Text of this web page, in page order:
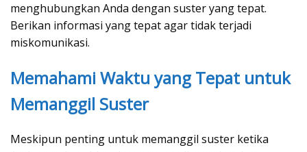
menghubungkan Anda dengan suster yang tepat.
Berikan informasi yang tepat agar tidak terjadi
miskomunikasi.
Memahami Waktu yang Tepat untuk
Memanggil Suster
Meskipun penting untuk memanggil suster ketika